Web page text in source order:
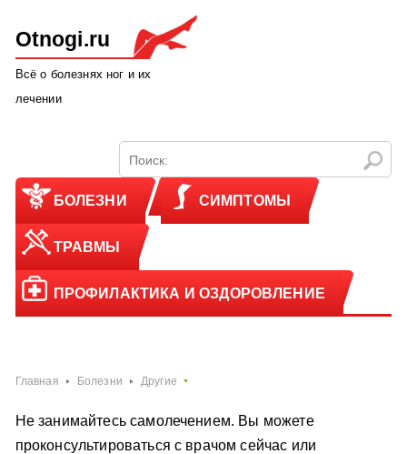
Otnogi.ru
Всё о болезнях ног и их
лечении
БОЛЕЗНИ СИМПТОМЫ
ТРАВМЫ
ПРОФИЛАКТИКА И ОЗДОРОВЛЕНИЕ
Главная Болезни Другие
Не занимайтесь самолечением. Вы можете
проконсультироваться с врачом сейчас или